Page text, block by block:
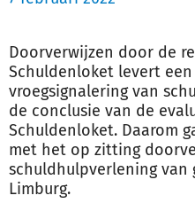
Doorverwijzen door de
Schuldenloket levert
vroegsignalering van
de conclusie van de
Schuldenloket. Daarom
met het op zitting
schuldhulpverlening van
Limburg.